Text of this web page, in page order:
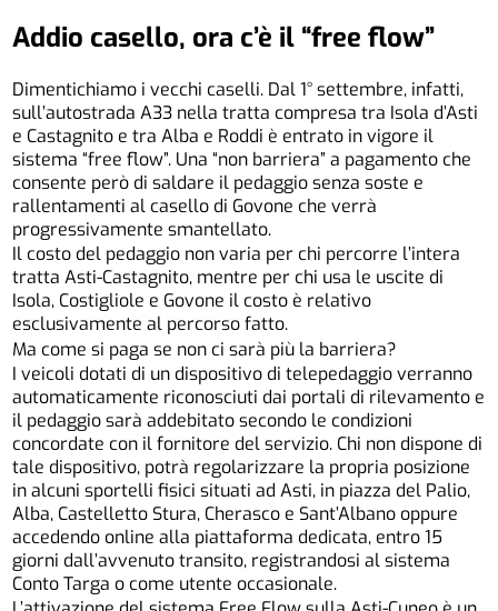
Addio casello, ora c’è il “free flow”
Dimentichiamo i vecchi caselli. Dal 1° settembre, infatti,
sull’autostrada A33 nella tratta compresa tra Isola d’Asti
e Castagnito e tra Alba e Roddi è entrato in vigore il
sistema “free flow”. Una “non barriera” a pagamento che
consente però di saldare il pedaggio senza soste e
rallentamenti al casello di Govone che verrà
progressivamente smantellato.
Il costo del pedaggio non varia per chi percorre l’intera
tratta Asti-Castagnito, mentre per chi usa le uscite di
Isola, Costigliole e Govone il costo è relativo
esclusivamente al percorso fatto.
Ma come si paga se non ci sarà più la barriera?
I veicoli dotati di un dispositivo di telepedaggio verranno
automaticamente riconosciuti dai portali di rilevamento e
il pedaggio sarà addebitato secondo le condizioni
concordate con il fornitore del servizio. Chi non dispone di
tale dispositivo, potrà regolarizzare la propria posizione
in alcuni sportelli fisici situati ad Asti, in piazza del Palio,
Alba, Castelletto Stura, Cherasco e Sant’Albano oppure
accedendo online alla piattaforma dedicata, entro 15
giorni dall’avvenuto transito, registrandosi al sistema
Conto Targa o come utente occasionale.